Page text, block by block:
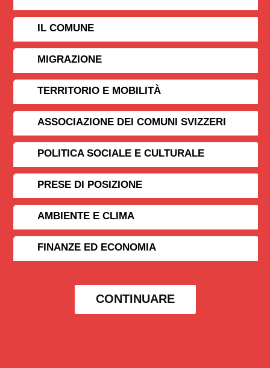
IL COMUNE
MIGRAZIONE
TERRITORIO E MOBILITÀ
ASSOCIAZIONE DEI COMUNI SVIZZERI
POLITICA SOCIALE E CULTURALE
PRESE DI POSIZIONE
AMBIENTE E CLIMA
FINANZE ED ECONOMIA
CONTINUARE